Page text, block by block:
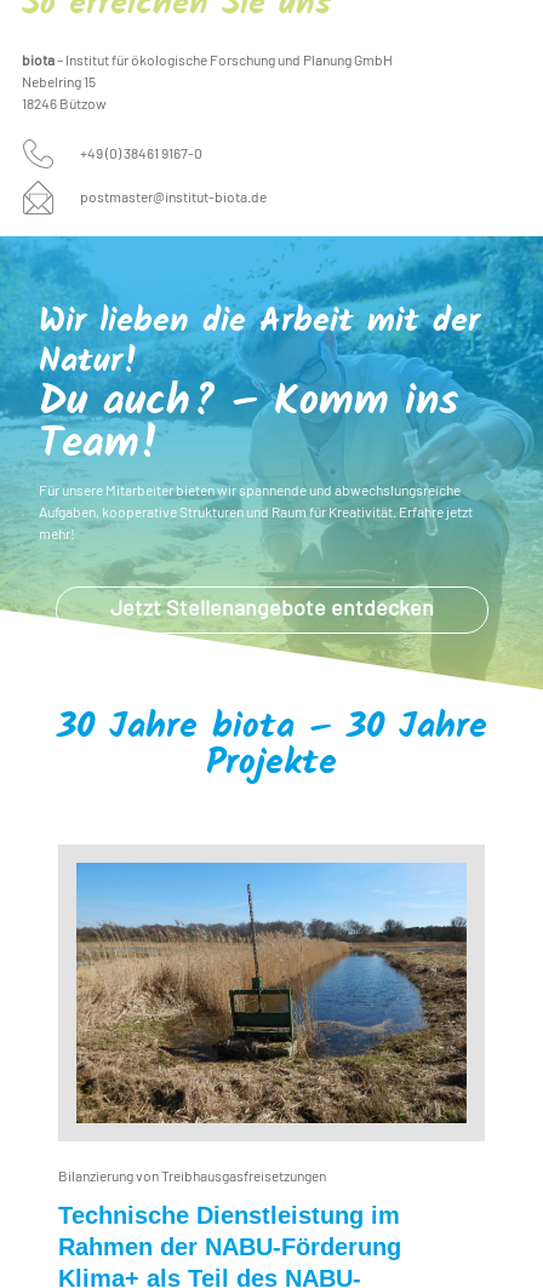
biota– Institut für ökologische Forschung und Planung GmbH
Nebelring 15
18246 Bützow
+49 (0) 38461 9167-0
postmaster@institut-biota.de
Wir lieben die Arbeit mit der
Natur!
Du auch? – Komm ins
Team!
Für unsere Mitarbeiter bieten wir spannende und abwechslungsreiche
Aufgaben, kooperative Strukturen und Raum für Kreativität. Erfahre jetzt
mehr!
Jetzt Stellenangebote entdecken
30 Jahre biota – 30 Jahre
Projekte
Bilanzierung von Treibhausgasfreisetzungen
Technische Dienstleistung im
Rahmen der NABU-Förderung
Klima+ als Teil des NABU-